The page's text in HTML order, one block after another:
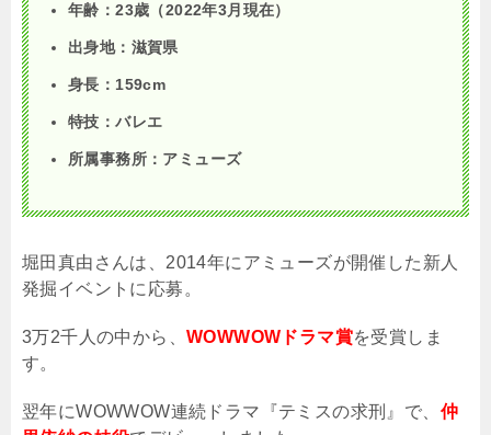
年齢：23歳（2022年3月現在）
出身地：滋賀県
身長：159cm
特技：バレエ
所属事務所：アミューズ
堀田真由さんは、 2014年にアミューズが開催した新人
発掘イベントに応募。
3万2千人の中から、WOWWOWドラマ賞を受賞しま
す。
翌年にWOWWOW連続ドラマ『テミスの求刑』で、 仲